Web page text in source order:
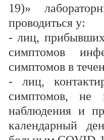
19)»
проводиться у:
- лиц,
симптомов
симптомов в
- лиц,
симптомов, не
наблюдения и
календарный